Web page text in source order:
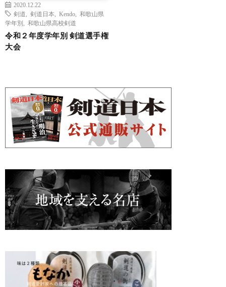
2020.12.22
剣道
剣道日本 Kendo
和歌山県
学年別
和歌山県高校剣道
令和２年度学年別 剣道選手権
大会